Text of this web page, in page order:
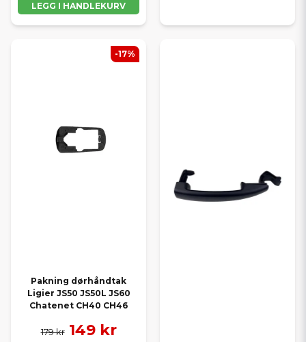
LEGG I HANDLEKURV
Pakning dørhåndtak
Ligier JS50 JS50L JS60
Chatenet CH40 CH46
179 kr 149 kr
-17%